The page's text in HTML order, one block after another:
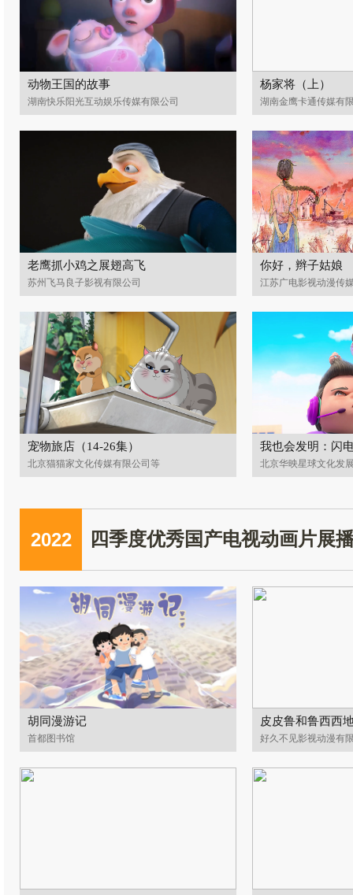
动物王国的故事
湖南快乐阳光互动娱乐传媒有限公司
杨家将（上）
湖南金鹰卡通传媒有
老鹰抓小鸡之展翅高飞
苏州飞马良子影视有限公司
你好，辫子姑娘
江苏广电影视动漫传
宠物旅店（14-26集）
北京猫猫家文化传媒有限公司等
我也会发明：闪
北京华映星球文化发
2022 四季度优秀国产电视动画片展
胡同漫游记
首都图书馆
皮皮鲁和鲁西西
好久不见影视动漫有